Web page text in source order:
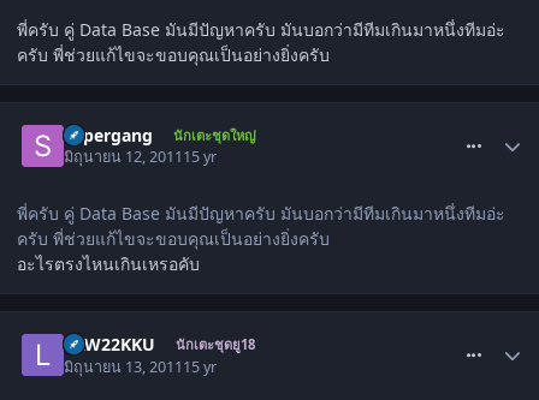
พี่ครับ คู่ Data Base มันมีปัญหาครับ มันบอกว่ามีทีมเกินมาหนึ่งทีมอ่ะ
ครับ พี่ช่วยแก้ไขจะขอบคุณเป็นอย่างยิ่งครับ
supergang นักเตะชุดใหญ่
มิถุนายน 12, 201115 yr
พี่ครับ คู่ Data Base มันมีปัญหาครับ มันบอกว่ามีทีมเกินมาหนึ่งทีมอ่ะ
ครับ พี่ช่วยแก้ไขจะขอบคุณเป็นอย่างยิ่งครับ
อะไรตรงไหนเกินเหรอคับ
LAW22KKU นักเตะชุดยู18
มิถุนายน 13, 201115 yr